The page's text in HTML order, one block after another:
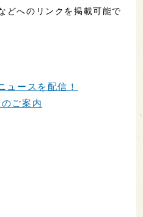
どへのリンクを掲載可能で
ュースを配信！
ご案内